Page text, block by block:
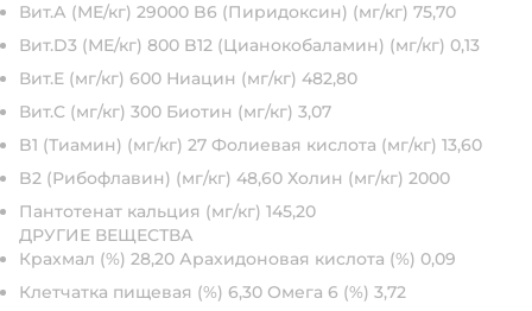
Вит.А (МЕ/кг) 29000 B6 (Пиридоксин) (мг/кг) 75,70
Вит.D3 (МЕ/кг) 800 B12 (Цианокобаламин) (мг/кг) 0,13
Вит.E (мг/кг) 600 Ниацин (мг/кг) 482,80
Вит.C (мг/кг) 300 Биотин (мг/кг) 3,07
B1 (Тиамин) (мг/кг) 27 Фолиевая кислота (мг/кг) 13,60
B2 (Рибофлавин) (мг/кг) 48,60 Холин (мг/кг) 2000
Пантотенат кальция (мг/кг) 145,20
ДРУГИЕ ВЕЩЕСТВА
Крахмал (%) 28,20 Арахидоновая кислота (%) 0,09
Клетчатка пищевая (%) 6,30 Омега 6 (%) 3,72